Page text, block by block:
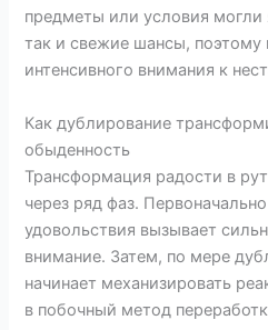
предметы или условия могли
так и свежие шансы, поэтому
интенсивного внимания к
Как дублирование
обыденность
Трансформация радости в
через ряд фаз.
удовольствия вызывает
внимание. Затем, по мере
начинает механизировать
в побочный метод